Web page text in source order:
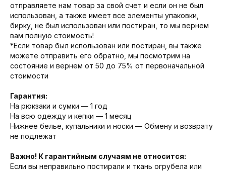
отправляете нам товар за свой счет и если он не был
использован, а также имеет все элементы упаковки,
бирку, не был использован или постиран, то мы вернем
вам полную стоимость!
*Если товар был использован или постиран, вы также
можете отправить его обратно, мы посмотрим на
состояние и вернем от 50 до 75% от первоначальной
стоимости
Гарантия:
На рюкзаки и сумки — 1 год
На всю одежду и кепки — 1 месяц
Нижнее белье, купальники и носки — Обмену и возврату
не подлежат
Важно! К гарантийным случаям не относится:
Если вы неправильно постирали и ткань огрубела или